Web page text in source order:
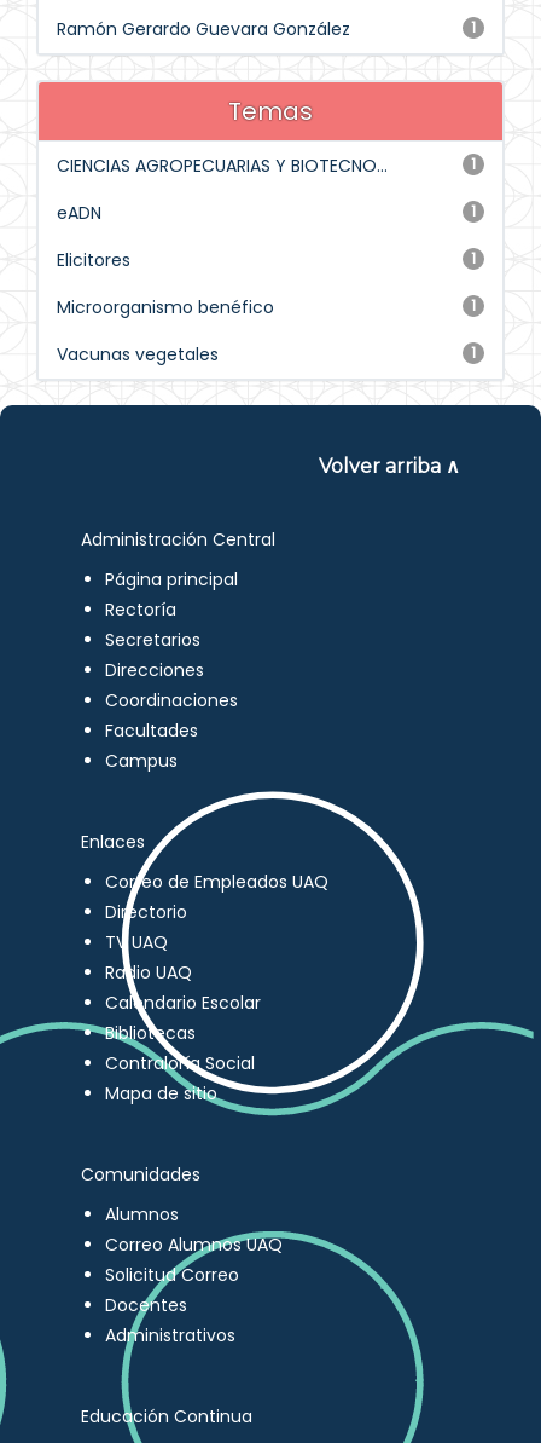
1
Ramón Gerardo Guevara González
Temas
1
CIENCIAS AGROPECUARIAS Y BIOTECNO...
1
eADN
1
Elicitores
1
Microorganismo benéfico
1
Vacunas vegetales
Volver arriba ∧
Administración Central
Página principal
Rectoría
Secretarios
Direcciones
Coordinaciones
Facultades
Campus
Enlaces
Correo de Empleados UAQ
Directorio
TV UAQ
Radio UAQ
Calendario Escolar
Bibliotecas
Contraloría Social
Mapa de sitio
Comunidades
Alumnos
Correo Alumnos UAQ
Solicitud Correo
Docentes
Administrativos
Educación Continua